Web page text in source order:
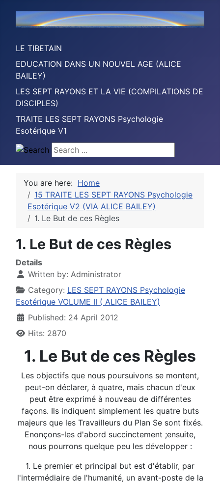
LE TIBETAIN
EDUCATION DANS UN NOUVEL AGE (ALICE
BAILEY)
LES SEPT RAYONS ET LA VIE (COMPILATIONS DE
DISCIPLES)
TRAITE LES SEPT RAYONS Psychologie
Esotérique V1
Search ...
You are here: Home
15 TRAITE LES SEPT RAYONS Psychologie
Esotérique V2 (VIA ALICE BAILEY)
1. Le But de ces Règles
1. Le But de ces Règles
Details
Written by: Administrator
Category: LES SEPT RAYONS Psychologie
Esotérique VOLUME II ( ALICE BAILEY)
Published: 24 April 2012
Hits: 2870
1. Le But de ces Règles
Les objectifs que nous poursuivons se montent,
peut-on déclarer, à quatre, mais chacun d'eux
peut être exprimé à nouveau de différentes
façons. Ils indiquent simplement les quatre buts
majeurs que les Travailleurs du Plan Se sont fixés.
Enonçons-les d'abord succinctement ;ensuite,
nous pourrons quelque peu les développer :
1. Le premier et principal but est d'établir, par
l'intermédiaire de l'humanité, un avant-poste de la